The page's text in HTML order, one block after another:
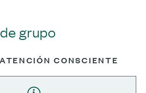
grupo
CONSCIENTE